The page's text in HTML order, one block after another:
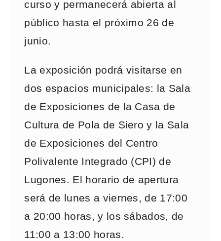
curso y permanecerá abierta al
público hasta el próximo 26 de
junio.
La exposición podrá visitarse en
dos espacios municipales: la Sala
de Exposiciones de la Casa de
Cultura de Pola de Siero y la Sala
de Exposiciones del Centro
Polivalente Integrado (CPI) de
Lugones. El horario de apertura
será de lunes a viernes, de 17:00
a 20:00 horas, y los sábados, de
11:00 a 13:00 horas.